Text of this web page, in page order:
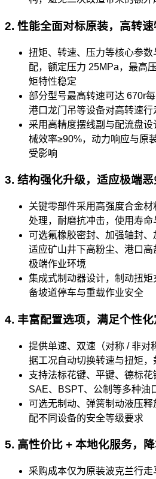
2. 性能全面对标原装，高转
扭矩、转速、压力等核心参
配，额定压力 25MPa，最高
矩特性稳定
部分型号最高转速可达 670r
港口龙门吊等设备对高转速行
采用高精度摆线副与配流盘
械效率≥90%，动力响应与原
受影响
3. 结构强化升级，适应极端
关键零部件采用高强度合金
处理，耐磨抗冲击，使用寿命
可选氟橡胶密封、加强轴封、
适应矿山井下高粉尘、港口
极端作业环境
集成式制动器设计，制动扭
备坡道停车与重载作业安全
4. 丰富配置选项，满足个性
提供单速、双速（对称 / 非对
据工况自动切换转速与扭矩
支持法标花键、平键、德标
SAE、BSPT、公制等多种油
可选无制动、弹簧制动液压
配不同设备的安全等级要求
5. 高性价比 + 本地化服务，
采购成本仅为原装波克兰行